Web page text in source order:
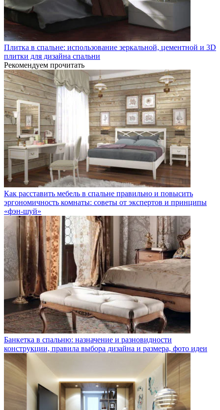
Плитка в спальне: использование зеркальной, цементной и 3D
плитки для дизайна спальни
Рекомендуем прочитать
Как расставить мебель в спальне правильно и повысить
эргономичность комнаты: советы от экспертов и принципы
«фэн-шуй»
Банкетка в спальню: назначение и разновидности
конструкции, правила выбора дизайна и размера, фото идеи